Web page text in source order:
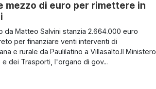
mezzo di euro per rimettere in
da Matteo Salvini stanzia 2.664.000 euro
per finanziare venti interventi di
e rurale da Paulilatino a Villasalto.Il Ministero
dei Trasporti, l'organo di gov...